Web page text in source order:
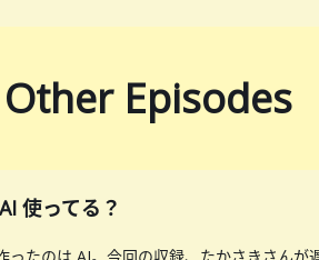
Other Episodes
使ってる？
たのは AI。今回の収録、たかさきさん